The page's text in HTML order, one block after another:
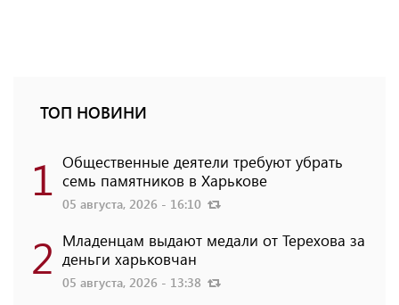
ТОП НОВИНИ
1 Общественные деятели требуют убрать
семь памятников в Харькове
05 августа, 2026 - 16:10
2 Младенцам выдают медали от Терехова за
деньги харьковчан
05 августа, 2026 - 13:38